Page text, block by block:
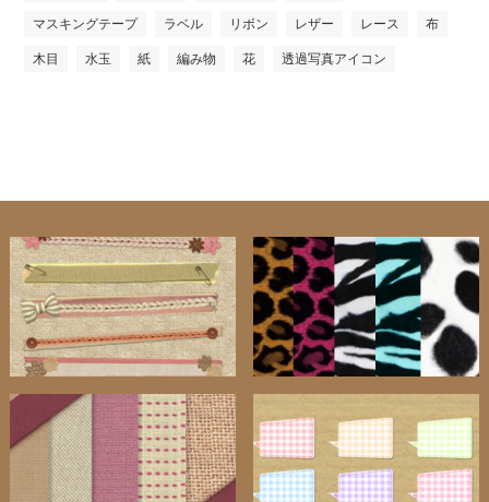
マスキングテープ ラベル リボン レザー レース 布
木目 水玉 紙 編み物 花 透過写真アイコン